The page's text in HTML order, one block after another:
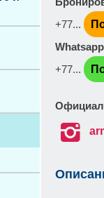
+77...
Whatsapp
+77...
